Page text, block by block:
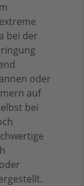
bei der
oder
auf
bei